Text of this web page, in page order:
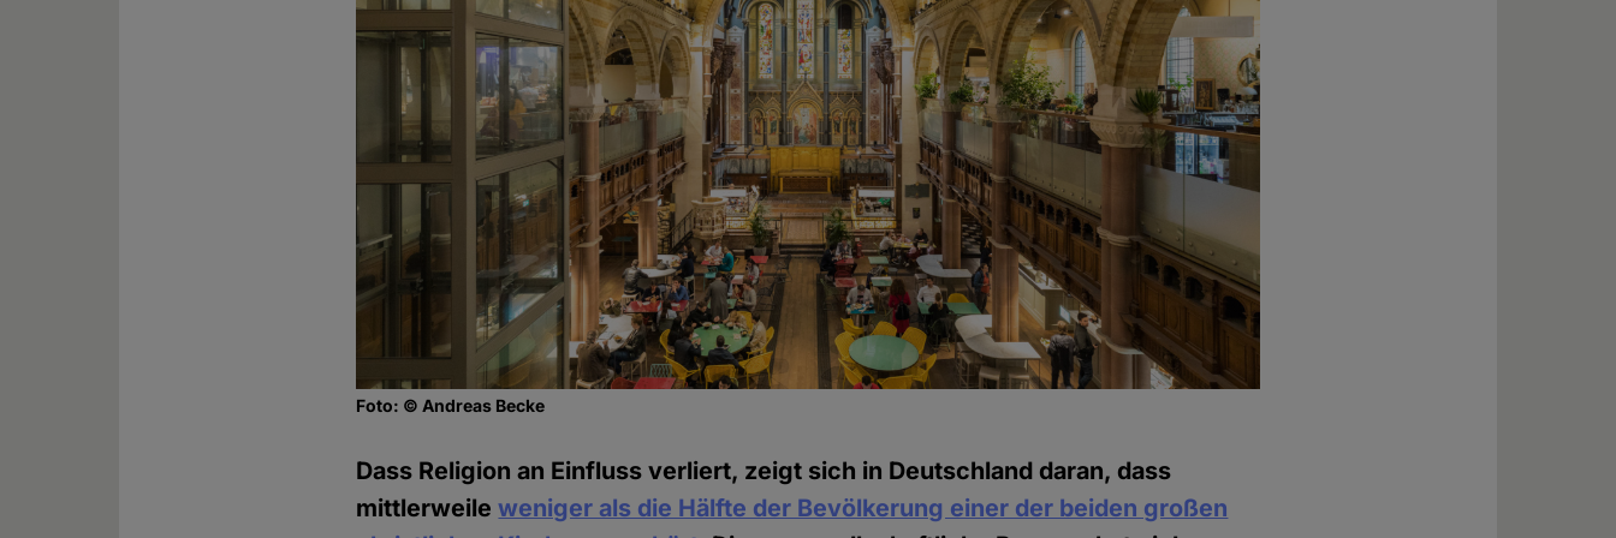
Foto: © Andreas Becke
Dass Religion an Einfluss verliert, zeigt sich in Deutschland daran, dass
mittlerweileweniger als die Hälfte der Bevölkerung einer der beiden großen